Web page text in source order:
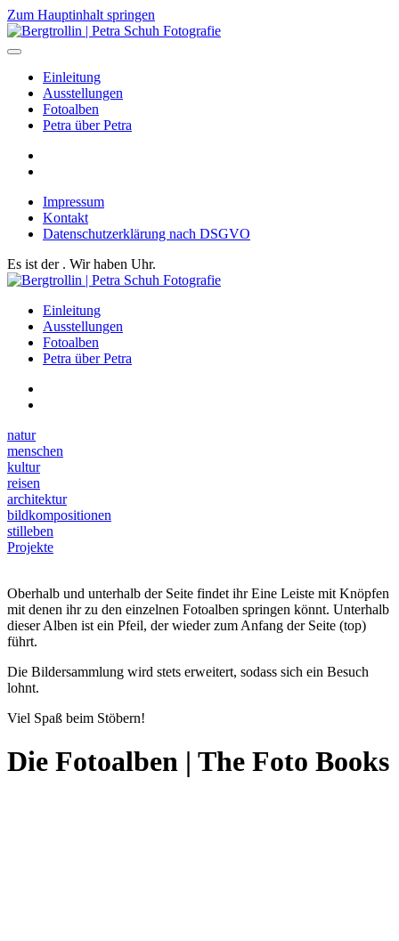
Zum Hauptinhalt springen
Einleitung
Ausstellungen
Fotoalben
Petra über Petra
Impressum
Kontakt
Datenschutzerklärung nach DSGVO
Es ist der . Wir haben Uhr.
Einleitung
Ausstellungen
Fotoalben
Petra über Petra
natur
menschen
kultur
reisen
architektur
bildkompositionen
stilleben
Projekte
Oberhalb und unterhalb der Seite findet ihr Eine Leiste mit Knöpfen
mit denen ihr zu den einzelnen Fotoalben springen könnt. Unterhalb
dieser Alben ist ein Pfeil, der wieder zum Anfang der Seite (top)
führt.
Die Bildersammlung wird stets erweitert, sodass sich ein Besuch
lohnt.
Viel Spaß beim Stöbern!
Die Fotoalben | The Foto Books